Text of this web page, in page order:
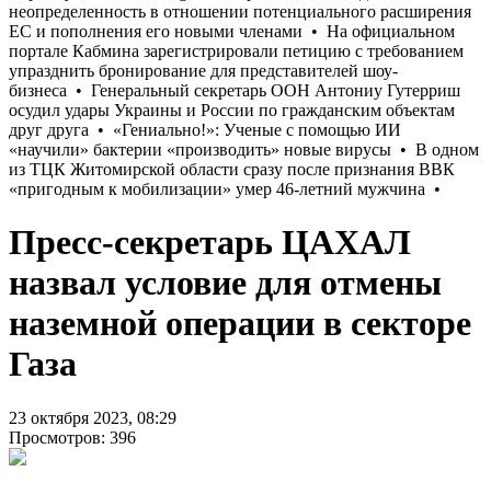
Пресс-секретарь ЦАХАЛ
назвал условие для отмены
наземной операции в секторе
Газа
23 октября 2023, 08:29
Просмотров: 396